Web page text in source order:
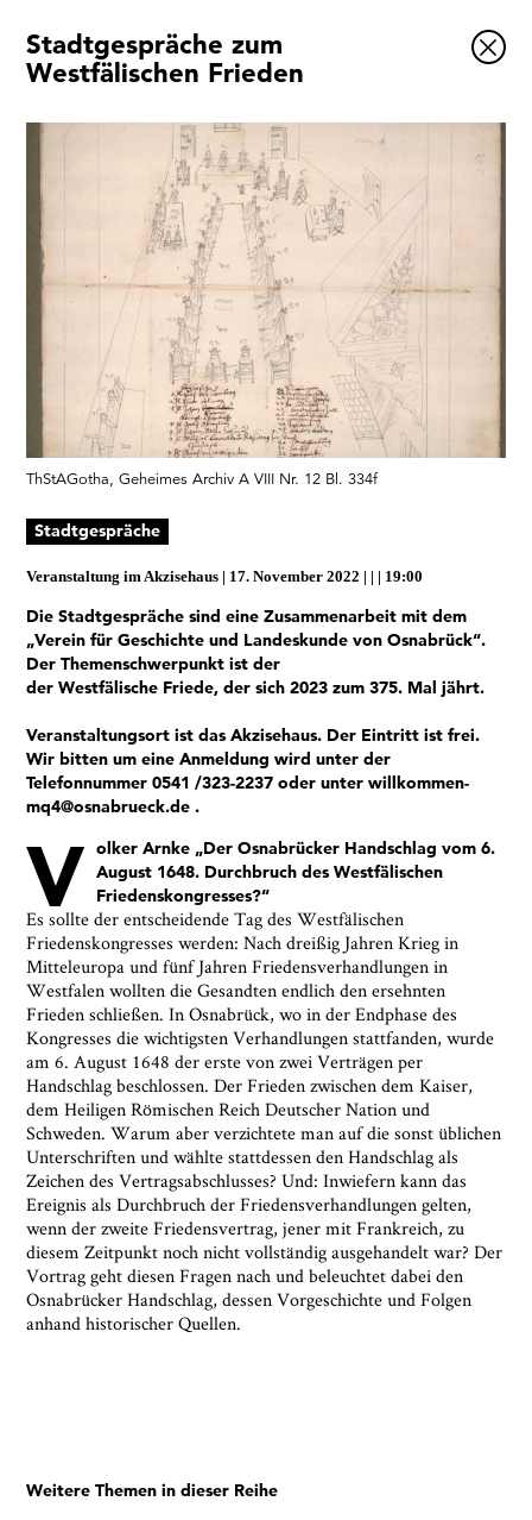
Stadtgespräche zum
Westfälischen Frieden
ThStAGotha, Geheimes Archiv A VIII Nr. 12 Bl. 334f
Stadtgespräche
Veranstaltung imAkzisehaus 17. November 2022 19:00
Die Stadtgespräche sind eine Zusammenarbeit mit dem
„Verein für Geschichte und Landeskunde von Osnabrück“.
Der Themenschwerpunkt ist der
der Westfälische Friede, der sich 2023 zum 375. Mal jährt.
Veranstaltungsort ist das Akzisehaus. Der Eintritt ist frei.
Wir bitten um eine Anmeldung wird unter der
Telefonnummer 0541 /323-2237 oder unter willkommen-
mq4@osnabrueck.de .
V olker Arnke „Der Osnabrücker Handschlag vom 6.
August 1648. Durchbruch des Westfälischen
Friedenskongresses?“
Es sollte der entscheidende Tag des Westfälischen
Friedenskongresses werden: Nach dreißig Jahren Krieg in
Mitteleuropa und fünf Jahren Friedensverhandlungen in
Westfalen wollten die Gesandten endlich den ersehnten
Frieden schließen. In Osnabrück, wo in der Endphase des
Kongresses die wichtigsten Verhandlungen stattfanden, wurde
am 6. August 1648 der erste von zwei Verträgen per
Handschlag beschlossen. Der Frieden zwischen dem Kaiser,
dem Heiligen Römischen Reich Deutscher Nation und
Schweden. Warum aber verzichtete man auf die sonst üblichen
Unterschriften und wählte stattdessen den Handschlag als
Zeichen des Vertragsabschlusses? Und: Inwiefern kann das
Ereignis als Durchbruch der Friedensverhandlungen gelten,
wenn der zweite Friedensvertrag, jener mit Frankreich, zu
diesem Zeitpunkt noch nicht vollständig ausgehandelt war? Der
Vortrag geht diesen Fragen nach und beleuchtet dabei den
Osnabrücker Handschlag, dessen Vorgeschichte und Folgen
anhand historischer Quellen.
Weitere Themen in dieser Reihe
Ausstellungen
Museumsquartier
Vermittlung
Besuch
Kontakt
Schließen
1x